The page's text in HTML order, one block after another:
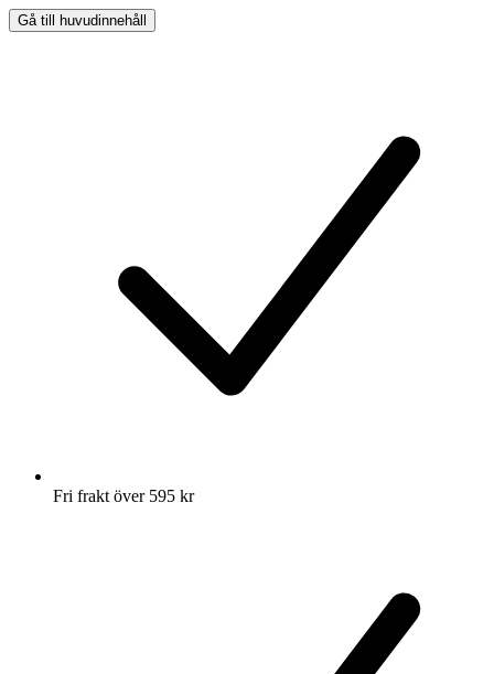
Gå till huvudinnehåll
Fri frakt över 595 kr